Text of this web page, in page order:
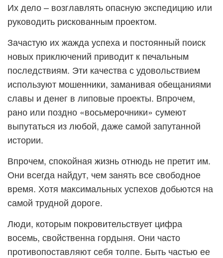
Их дело – возглавлять опасную экспедицию или
руководить рискованным проектом.
Зачастую их жажда успеха и постоянный поиск
новых приключений приводит к печальным
последствиям. Эти качества с удовольствием
используют мошенники, заманивая обещаниями
славы и денег в липовые проекты. Впрочем,
рано или поздно «восьмерочники» сумеют
выпутаться из любой, даже самой запутанной
истории.
Впрочем, спокойная жизнь отнюдь не претит им.
Они всегда найдут, чем занять все свободное
время. Хотя максимальных успехов добьются на
самой трудной дороге.
Люди, которым покровительствует цифра
восемь, свойственна гордыня. Они часто
противопоставляют себя толпе. Быть частью ее